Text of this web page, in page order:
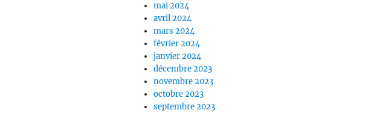
mai 2024
avril 2024
mars 2024
février 2024
janvier 2024
décembre 2023
novembre 2023
octobre 2023
septembre 2023